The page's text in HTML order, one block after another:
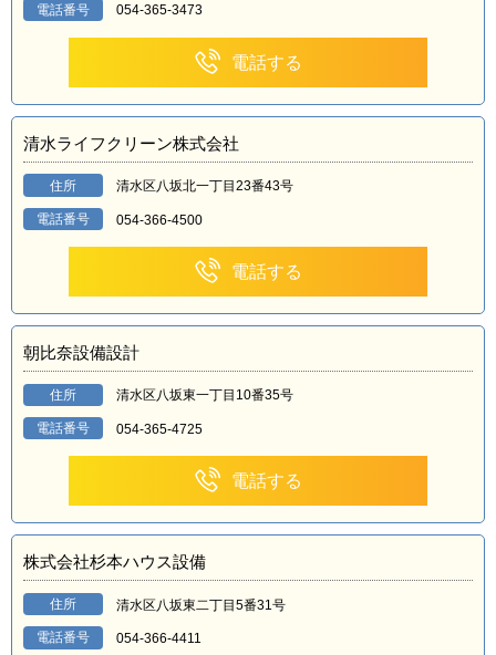
電話番号 054-365-3473
電話する
清水ライフクリーン株式会社
住所 清水区八坂北一丁目23番43号
電話番号 054-366-4500
電話する
朝比奈設備設計
住所 清水区八坂東一丁目10番35号
電話番号 054-365-4725
電話する
株式会社杉本ハウス設備
住所 清水区八坂東二丁目5番31号
電話番号 054-366-4411